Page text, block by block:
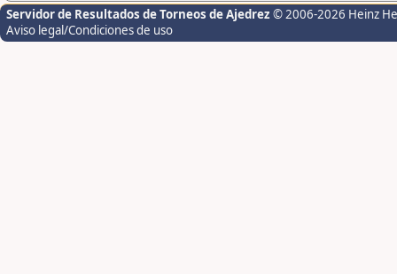
Servidor de Resultados de Torneos de Ajedrez © 2006-2026 Heinz
Aviso legal/Condiciones de uso